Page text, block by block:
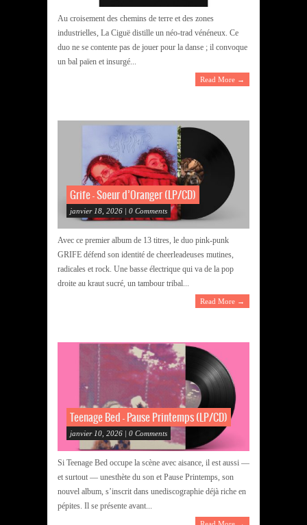
Au croisement des chemins de terre et des zones
industrielles, La Ciguë distille un néo-trad vénéneux. Ce
duo ne se contente pas de jouer pour la danse ; il convoque
un bal païen et insurgé...
Read More →
Grife – Soeur d’Oranger (LP/CD)
janvier 18, 2026 | 0 Comments
Avec ce premier album de 13 titres, le duo pink-punk
GRIFE défend son identité de cheerleadeuses mutines,
radicales et rock. Une basse électrique qui va de la pop
droite au kraut sucré, un tambour tribal...
Read More →
Teenage Bed – Pause Printemps (LP/CD)
janvier 10, 2026 | 0 Comments
Si Teenage Bed occupe la scène avec aisance, il est aussi —
et surtout — unesthète du son et Pause Printemps, son
nouvel album, s’inscrit dans unediscographie déjà riche en
pépites. Il se présente avant...